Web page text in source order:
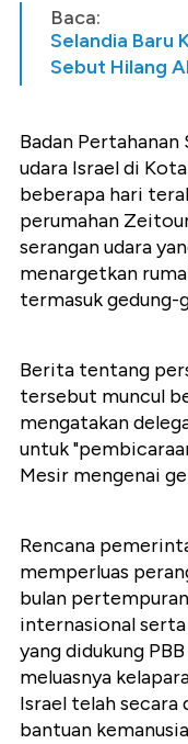
Baca:
Selandia Baru
Sebut Hilang
Badan
udara Israel di
beberapa hari
perumahan
serangan udara
menargetkan
termasuk
Berita tentang
tersebut muncul
mengatakan
untuk
Mesir mengenai
Rencana
memperluas
bulan
internasional
yang didukung
meluasnya
Israel telah
bantuan